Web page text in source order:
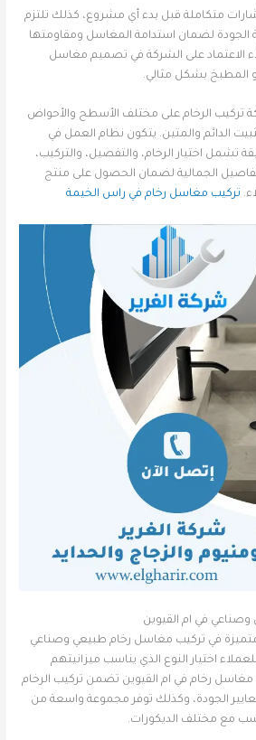
متكاملة قبل بدء أي مشروع، كذلك تلتزم
الجودة لضمان استدامة المغاسل ومقاومتها
الاعتماد على الشركة في تصميم مغاسل
المطبخ بشكل مثالي.
تركيب الرخام على مختلف الأسطح والأحواض
الدائم والمتين. يتكون نظام العمل في
تشمل اختيار الرخام، والتفصيل، والتركيب،
الجمالية لضمان الحصول على منتج
تركيب مغاسل رخام في راس الخيمة
في ام القيوين
في تركيب مغاسل رخام طبيعي وصناعي
اختيار النوع الذي يناسب ميزانيتهم
مغاسل رخام في ام القيوين تضمن تركيب الرخام
الجودة، وكذلك توفر مجموعة واسعة من
مع مختلف الديكورات.